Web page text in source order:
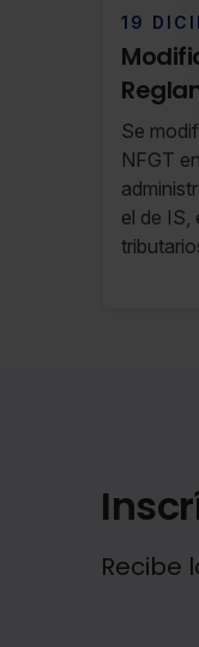
19
de
Se
NFGT
el de IS,
Recibe